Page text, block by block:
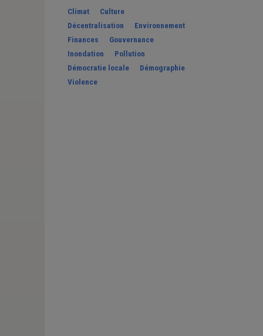
Climat
Culture
Décentralisation
Environnement
Finances
Gouvernance
Inondation
Pollution
Démocratie locale
Démographie
Violence